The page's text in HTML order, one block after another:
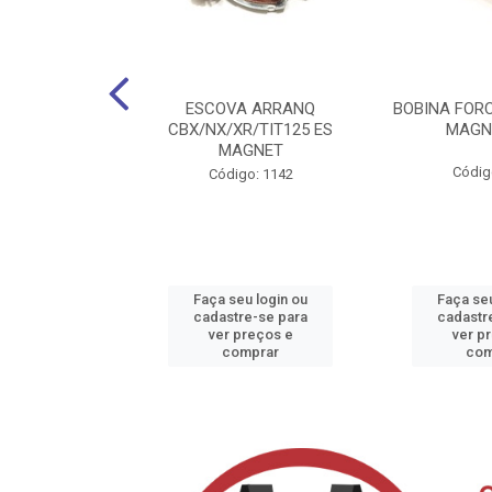
ESCOVA ARRANQ
CBX/NX/XR/TIT125 ES
MAGNET
Código: 1142
Faça seu login ou
cadastre-se para
ver preços e
comprar
BOBINA
Faça
ver